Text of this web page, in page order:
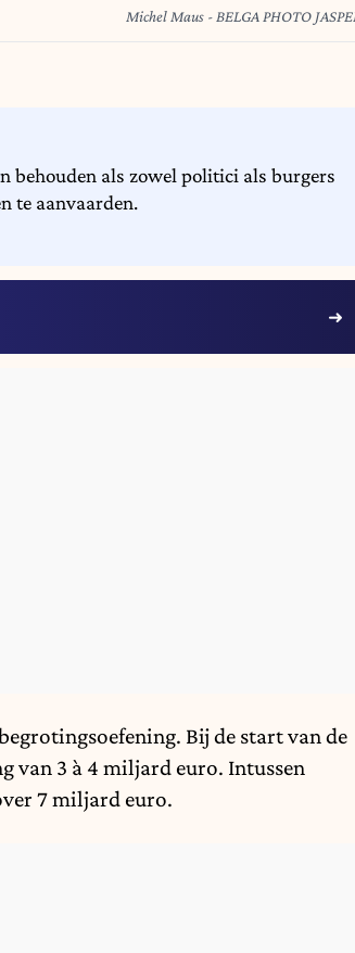
Michel Maus - BELGA PHOTO
behouden als zowel politici als burgers
te aanvaarden.
Bij de start van de
van 3 à 4 miljard euro. Intussen
7 miljard euro.